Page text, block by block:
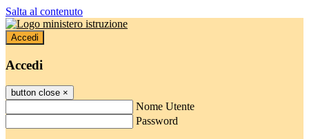
Salta al contenuto
Accedi
Accedi
button close ×
Nome Utente
Password